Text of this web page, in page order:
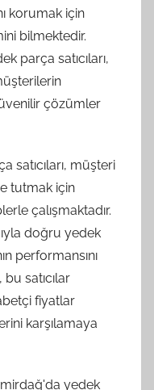
korumak için
bilmektedir.
parça satıcıları,
çözümler
satıcıları, müşteri
tutmak için
çalışmaktadır.
doğru yedek
performansını
satıcılar
fiyatlar
karşılamaya
yedek